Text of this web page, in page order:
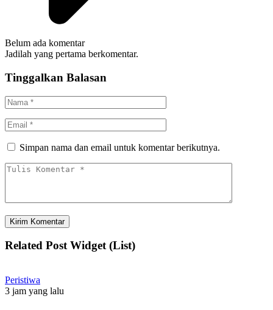
Belum ada komentar
Jadilah yang pertama berkomentar.
Tinggalkan Balasan
Simpan nama dan email untuk komentar berikutnya.
Related Post Widget (List)
Peristiwa
3 jam yang lalu